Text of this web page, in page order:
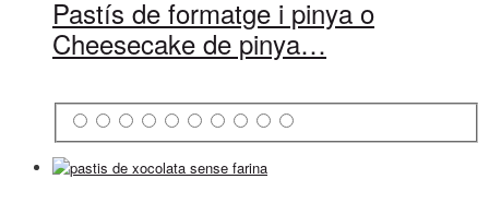
Pastís de formatge i pinya o
Cheesecake de pinya…